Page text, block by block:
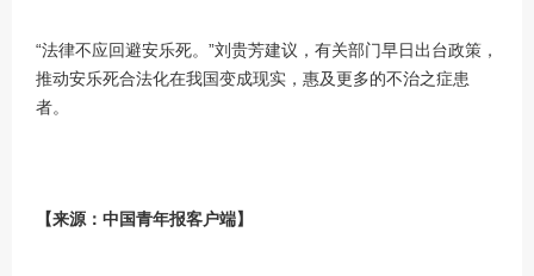
“法律不应回避安乐死。”刘贵芳建议，有关部门早日出台政策，
推动安乐死合法化在我国变成现实，惠及更多的不治之症患
者。
【来源：中国青年报客户端】